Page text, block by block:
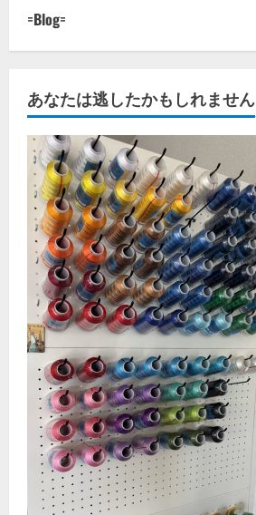
=Blog=
あなたは逃したかもしれません